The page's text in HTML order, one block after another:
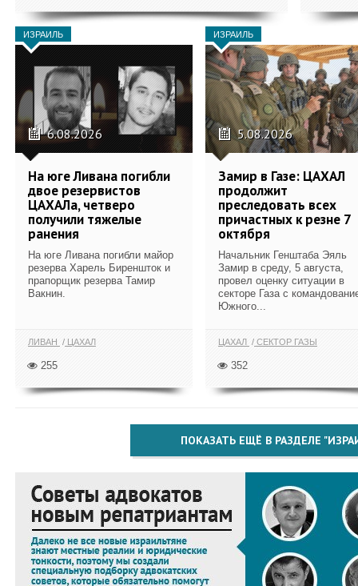
ИЗРАИЛЬ
6.08.2026
На юге Ливана погибли
двое резервистов
ЦАХАЛа, четверо
получили тяжелые
ранения
На юге Ливана погибли майор
резерва Харель Биреншток и
прапорщик резерва Тамир
Вакнин.
ЛИВАН ЦАХАЛ
255
ИЗРАИЛЬ
5.08.2026
Замир в Газе: ЦАХАЛ
продолжит
преследовать всех
причастных к резне 7
октября
Начальник Генштаба Эяль
Замир в среду, 5 августа,
провел оценку ситуации в
секторе Газа с
Южного...
ЦАХАЛ СЕКТОР ГАЗЫ
352
ПОКАЗАТЬ ЕЩЁ В РАЗДЕЛЕ